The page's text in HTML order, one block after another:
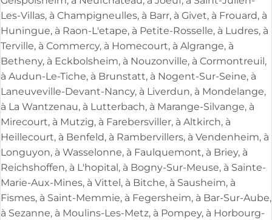
Les-Villas, à Champigneulles, à Barr, à Givet, à Frouard, à
Huningue, à Raon-L'etape, à Petite-Rosselle, à Ludres, à
Terville, à Commercy, à Homecourt, à Algrange, à
Betheny, à Eckbolsheim, à Nouzonville, à Cormontreuil,
à Audun-Le-Tiche, à Brunstatt, à Nogent-Sur-Seine, à
Laneuveville-Devant-Nancy, à Liverdun, à Mondelange,
à La Wantzenau, à Lutterbach, à Marange-Silvange, à
Mirecourt, à Mutzig, à Farebersviller, à Altkirch, à
Heillecourt, à Benfeld, à Rambervillers, à Vendenheim, à
Longuyon, à Wasselonne, à Faulquemont, à Briey, à
Reichshoffen, à L'hopital, à Bogny-Sur-Meuse, à Sainte-
Marie-Aux-Mines, à Vittel, à Bitche, à Sausheim, à
Fismes, à Saint-Memmie, à Fegersheim, à Bar-Sur-Aube,
à Sezanne, à Moulins-Les-Metz, à Pompey, à Horbourg-